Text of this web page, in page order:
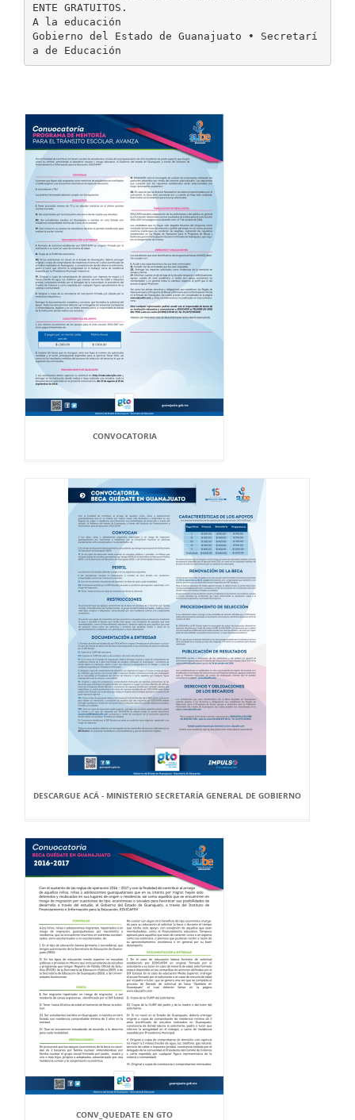
ENTE GRATUITOS.
A la educación
Gobierno del Estado de Guanajuato • Secretarí
CONVOCATORIA
DESCARGUE ACÁ - MINISTERIO SECRETARÍA GENERAL DE GOBIERNO
CONV_QUEDATE EN GTO